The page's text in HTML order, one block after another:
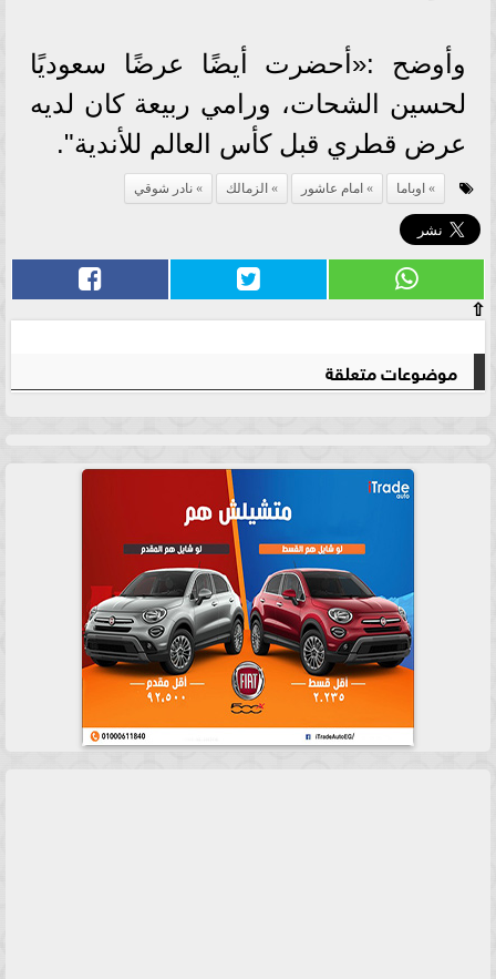
وأوضح :«أحضرت أيضًا عرضًا سعوديًا
لحسين الشحات، ورامي ربيعة كان لديه
عرض قطري قبل كأس العالم للأندية".
اوباما امام عاشور الزمالك نادر شوقي
⇧
موضوعات متعلقة